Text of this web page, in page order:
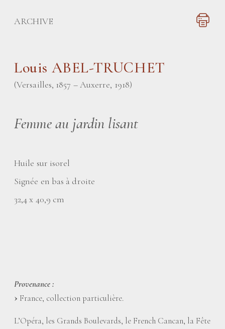
ARCHIVE
Louis ABEL-TRUCHET
(Versailles, 1857 – Auxerre, 1918)
Femme au jardin lisant
Huile sur isorel
Signée en bas à droite
32,4 x 40,9 cm
Provenance :
France, collection particulière.
L’Opéra, les Grands Boulevards, le French Cancan, la Fête